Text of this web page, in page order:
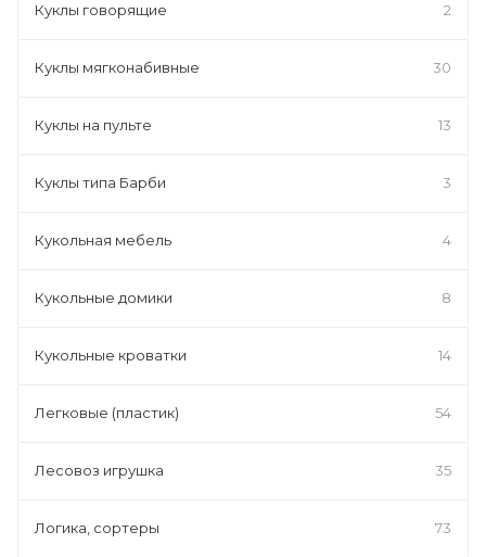
Куклы говорящие 2
Куклы мягконабивные 30
Куклы на пульте 13
Куклы типа Барби 3
Кукольная мебель 4
Кукольные домики 8
Кукольные кроватки 14
Легковые (пластик) 54
Лесовоз игрушка 35
Логика, сортеры 73